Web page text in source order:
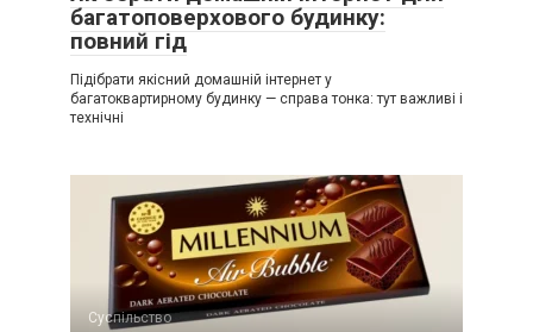
багатоповерхового будинку:
повний гід
Підібрати якісний домашній інтернет у
багатоквартирному будинку — справа тонка: тут важливі і
технічні
Суспільство